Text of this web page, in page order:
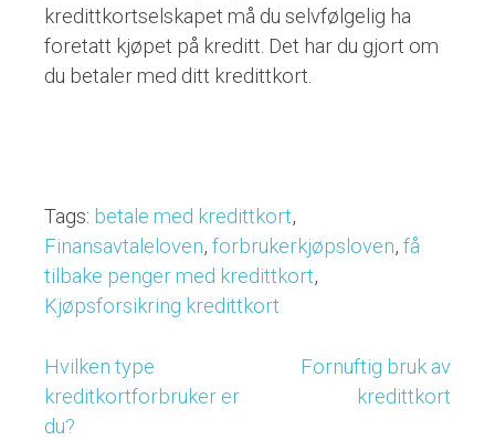
kredittkortselskapet må du selvfølgelig ha
foretatt kjøpet på kreditt. Det har du gjort om
du betaler med ditt kredittkort.
Tags: betale med kredittkort,
Finansavtaleloven, forbrukerkjøpsloven, få
tilbake penger med kredittkort,
Kjøpsforsikring kredittkort
Post
navigation
Hvilken type
kreditkortforbruker er
du?
Fornuftig bruk av
kredittkort